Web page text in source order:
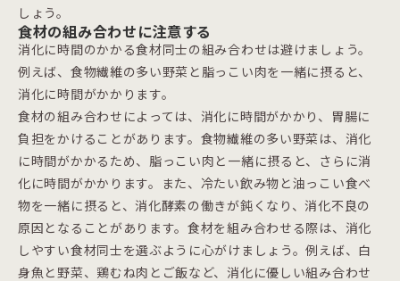
しょう。
食材の組み合わせに注意する
消化に時間のかかる食材同士の組み合わせは避けましょう。
例えば、食物繊維の多い野菜と脂っこい肉を一緒に摂ると、
消化に時間がかかります。
食材の組み合わせによっては、消化に時間がかかり、胃腸に
負担をかけることがあります。食物繊維の多い野菜は、消化
に時間がかかるため、脂っこい肉と一緒に摂ると、さらに消
化に時間がかかります。また、冷たい飲み物と油っこい食べ
物を一緒に摂ると、消化酵素の働きが鈍くなり、消化不良の
原因となることがあります。食材を組み合わせる際は、消化
しやすい食材同士を選ぶように心がけましょう。例えば、白
身魚と野菜、鶏むね肉とご飯など、消化に優しい組み合わせ